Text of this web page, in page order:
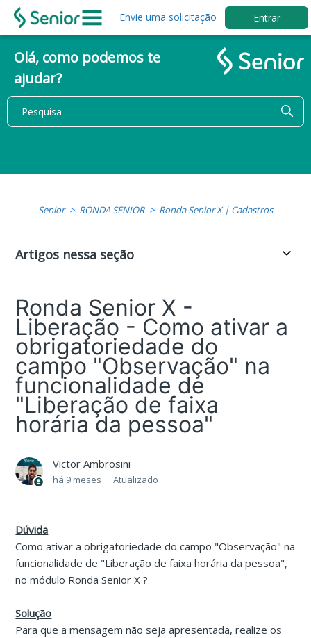
Envie uma solicitação Entrar
Olá, como podemos te
ajudar?
Senior RONDA SENIOR Ronda Senior X | Cadastros
Artigos nessa seção
Ronda Senior X -
Liberação - Como ativar a
obrigatoriedade do
campo "Observação" na
funcionalidade de
"Liberação de faixa
horária da pessoa"
Victor Ambrosini
há 9 meses Atualizado
Dúvida
Como ativar a obrigatoriedade do campo "Observação" na
funcionalidade de "Liberação de faixa horária da pessoa",
no módulo Ronda Senior X ?
Solução
Para que a mensagem não seja apresentada, realize os